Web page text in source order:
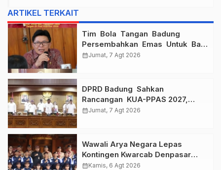
ARTIKEL TERKAIT
Tim Bola Tangan Badung
Persembahkan Emas Untuk Bali
, Taklukkan Jawa Tengah Di
calendar_monthJumat, 7 Agt 2026
DPRD Badung Sahkan
Rancangan KUA-PPAS 2027,
Anggaran Tembus Lebih Dari
calendar_monthJumat, 7 Agt 2026
Wawali Arya Negara Lepas
Kontingen Kwarcab Denpasar
Menuju Jambore Nasional XII
calendar_monthKamis, 6 Agt 2026